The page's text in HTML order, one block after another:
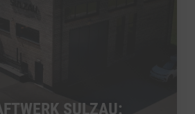
SULZAU: